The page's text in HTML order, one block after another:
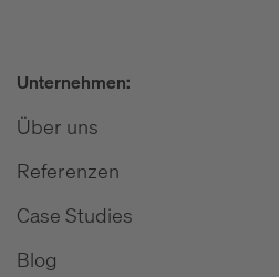
Unternehmen:
Über uns
Referenzen
Case Studies
Blog